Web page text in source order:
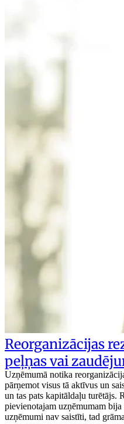
Reorganizācijas
peļņas vai
Uzņēmumā notika
pārņemot visus tā aktīvus un
un tas pats kapitāldaļu turētājs.
pievienotajam uzņēmumam
uzņēmumi nav saistīti, tad